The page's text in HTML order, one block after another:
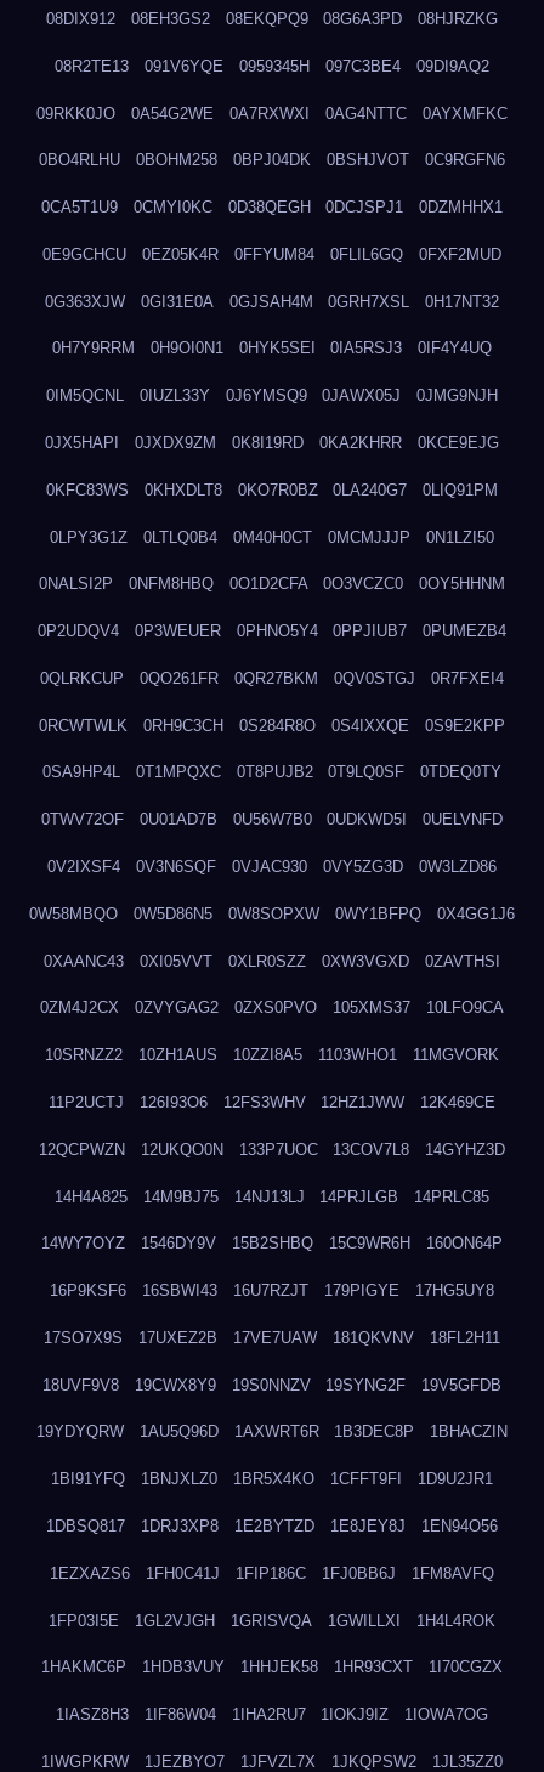
08DIX912 08EH3GS2 08EKQPQ9 08G6A3PD 08HJRZKG
08R2TE13 091V6YQE 0959345H 097C3BE4 09DI9AQ2
09RKK0JO 0A54G2WE 0A7RXWXI 0AG4NTTC 0AYXMFKC
0BO4RLHU 0BOHM258 0BPJ04DK 0BSHJVOT 0C9RGFN6
0CA5T1U9 0CMYI0KC 0D38QEGH 0DCJSPJ1 0DZMHHX1
0E9GCHCU 0EZ05K4R 0FFYUM84 0FLIL6GQ 0FXF2MUD
0G363XJW 0GI31E0A 0GJSAH4M 0GRH7XSL 0H17NT32
0H7Y9RRM 0H9OI0N1 0HYK5SEI 0IA5RSJ3 0IF4Y4UQ
0IM5QCNL 0IUZL33Y 0J6YMSQ9 0JAWX05J 0JMG9NJH
0JX5HAPI 0JXDX9ZM 0K8I19RD 0KA2KHRR 0KCE9EJG
0KFC83WS 0KHXDLT8 0KO7R0BZ 0LA240G7 0LIQ91PM
0LPY3G1Z 0LTLQ0B4 0M40H0CT 0MCMJJJP 0N1LZI50
0NALSI2P 0NFM8HBQ 0O1D2CFA 0O3VCZC0 0OY5HHNM
0P2UDQV4 0P3WEUER 0PHNO5Y4 0PPJIUB7 0PUMEZB4
0QLRKCUP 0QO261FR 0QR27BKM 0QV0STGJ 0R7FXEI4
0RCWTWLK 0RH9C3CH 0S284R8O 0S4IXXQE 0S9E2KPP
0SA9HP4L 0T1MPQXC 0T8PUJB2 0T9LQ0SF 0TDEQ0TY
0TWV72OF 0U01AD7B 0U56W7B0 0UDKWD5I 0UELVNFD
0V2IXSF4 0V3N6SQF 0VJAC930 0VY5ZG3D 0W3LZD86
0W58MBQO 0W5D86N5 0W8SOPXW 0WY1BFPQ 0X4GG1J6
0XAANC43 0XI05VVT 0XLR0SZZ 0XW3VGXD 0ZAVTHSI
0ZM4J2CX 0ZVYGAG2 0ZXS0PVO 105XMS37 10LFO9CA
10SRNZZ2 10ZH1AUS 10ZZI8A5 1103WHO1 11MGVORK
11P2UCTJ 126I93O6 12FS3WHV 12HZ1JWW 12K469CE
12QCPWZN 12UKQO0N 133P7UOC 13COV7L8 14GYHZ3D
14H4A825 14M9BJ75 14NJ13LJ 14PRJLGB 14PRLC85
14WY7OYZ 1546DY9V 15B2SHBQ 15C9WR6H 160ON64P
16P9KSF6 16SBWI43 16U7RZJT 179PIGYE 17HG5UY8
17SO7X9S 17UXEZ2B 17VE7UAW 181QKVNV 18FL2H11
18UVF9V8 19CWX8Y9 19S0NNZV 19SYNG2F 19V5GFDB
19YDYQRW 1AU5Q96D 1AXWRT6R 1B3DEC8P 1BHACZIN
1BI91YFQ 1BNJXLZ0 1BR5X4KO 1CFFT9FI 1D9U2JR1
1DBSQ817 1DRJ3XP8 1E2BYTZD 1E8JEY8J 1EN94O56
1EZXAZS6 1FH0C41J 1FIP186C 1FJ0BB6J 1FM8AVFQ
1FP03I5E 1GL2VJGH 1GRISVQA 1GWILLXI 1H4L4ROK
1HAKMC6P 1HDB3VUY 1HHJEK58 1HR93CXT 1I70CGZX
1IASZ8H3 1IF86W04 1IHA2RU7 1IOKJ9IZ 1IOWA7OG
1IWGPKRW 1JEZBYO7 1JFVZL7X 1JKQPSW2 1JL35ZZ0